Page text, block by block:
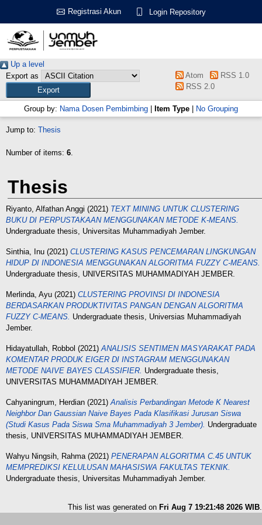
Registrasi Akun Login Repository
Up a level
Export as
Atom
RSS 1.0
RSS 2.0
Group by: Nama Dosen Pembimbing Item Type No Grouping
Jump to: Thesis
Number of items: 6.
Thesis
Riyanto, Alfathan Anggi (2021) TEXT MINING UNTUK CLUSTERING
BUKU DI PERPUSTAKAAN MENGGUNAKAN METODE K-MEANS.
Undergraduate thesis, Universitas Muhammadiyah Jember.
Sinthia, Inu (2021) CLUSTERING KASUS PENCEMARAN LINGKUNGAN
HIDUP DI INDONESIA MENGGUNAKAN ALGORITMA FUZZY C-MEANS.
Undergraduate thesis, UNIVERSITAS MUHAMMADIYAH JEMBER.
Merlinda, Ayu (2021) CLUSTERING PROVINSI DI INDONESIA
BERDASARKAN PRODUKTIVITAS PANGAN DENGAN ALGORITMA
FUZZY C-MEANS. Undergraduate thesis, Universias Muhammadiyah
Jember.
Hidayatullah, Robbol (2021)ANALISIS SENTIMEN MASYARAKAT PADA
KOMENTAR PRODUK EIGER DI INSTAGRAM MENGGUNAKAN
METODE NAIVE BAYES CLASSIFIER. Undergraduate thesis,
UNIVERSITAS MUHAMMADIYAH JEMBER.
Cahyaningrum, Herdian (2021)Analisis Perbandingan Metode K Nearest
Neighbor Dan Gaussian Naive Bayes Pada Klasifikasi Jurusan Siswa
(Studi Kasus Pada Siswa Sma Muhammadiyah 3 Jember). Undergraduate
thesis, UNIVERSITAS MUHAMMADIYAH JEMBER.
Wahyu Ningsih, Rahma(2021) PENERAPAN ALGORITMA C.45 UNTUK
MEMPREDIKSI KELULUSAN MAHASISWA FAKULTAS TEKNIK.
Undergraduate thesis, Universitas Muhammadiyah Jember.
This list was generated on Fri Aug 7 19:21:48 2026 WIB.